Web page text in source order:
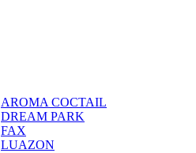
AROMA COCTAIL
DREAM PARK
FAX
LUAZON